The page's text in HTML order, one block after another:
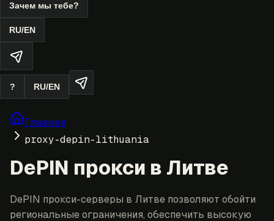
Зачем мы тебе?
RU/EN
? RU/EN
Главная
proxy-depin-lithuania
DePIN прокси в Литве
DePIN прокси-серверы в Литве позволяют обойти
региональные ограничения, обеспечить высокую